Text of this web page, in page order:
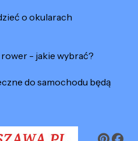
o okularach
- jakie wybrać?
do samochodu będą